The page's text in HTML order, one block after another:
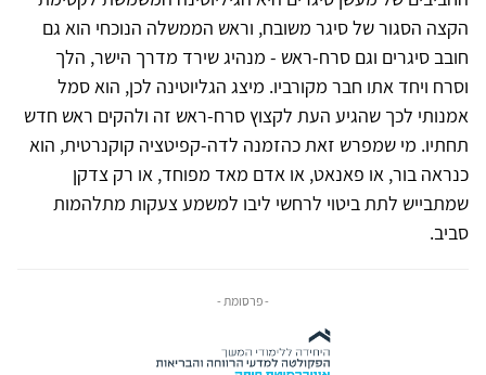
הקצה הסגור של סיגר משובח, וראש הממשלה הנוכחי הוא גם
חובב סיגרים וגם סרח-ראש - מנהיג שירד מדרך הישר, הלך
וסרח ויחד אתו חבר מקורביו. מיצג הגליוטינה לכן, הוא סמל
אמנותי לכך שהגיע העת לקצוץ סרח-ראש זה ולהקים ראש חדש
תחתיו. מי שמפרש זאת כהזמנה לדה-קפיטציה קוקנרטית, הוא
כנראה בור, או פאנאט, או אדם מאד מפוחד, או רק צדקן
שמתבייש לתת ביטוי לרחשי ליבו למשמע צעקות מתלהמות
סביב.
- פרסומת -